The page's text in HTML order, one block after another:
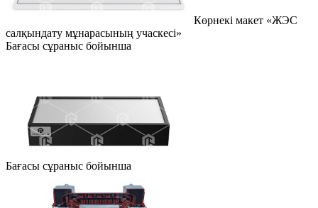
Көрнекі макет «ЖЭС
салқындату мұнарасының учаскесі»
Бағасы сұраныс бойынша
Бағасы сұраныс бойынша